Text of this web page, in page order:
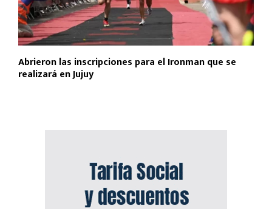
Abrieron las inscripciones para el Ironman que se
realizará en Jujuy